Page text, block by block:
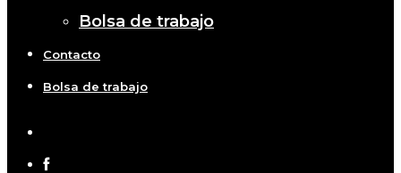
Bolsa de trabajo
Contacto
Bolsa de trabajo
twitter
facebook